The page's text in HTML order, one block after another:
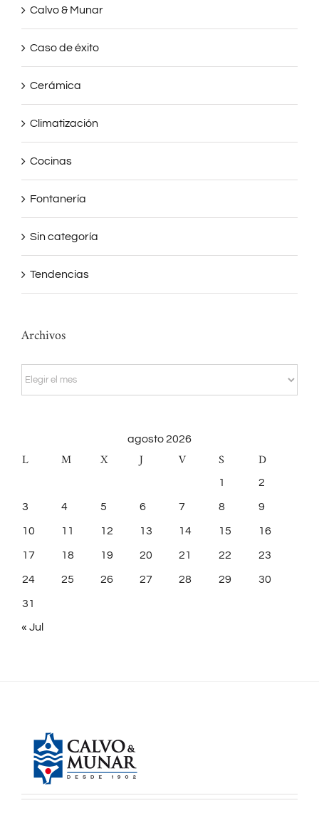
Calvo & Munar
Caso de éxito
Cerámica
Climatización
Cocinas
Fontanería
Sin categoría
Tendencias
Archivos
Archivos
agosto 2026
L M X J V S D
1 2
3 4 5 6 7 8 9
10 11 12 13 14 15 16
17 18 19 20 21 22 23
24 25 26 27 28 29 30
31
« Jul